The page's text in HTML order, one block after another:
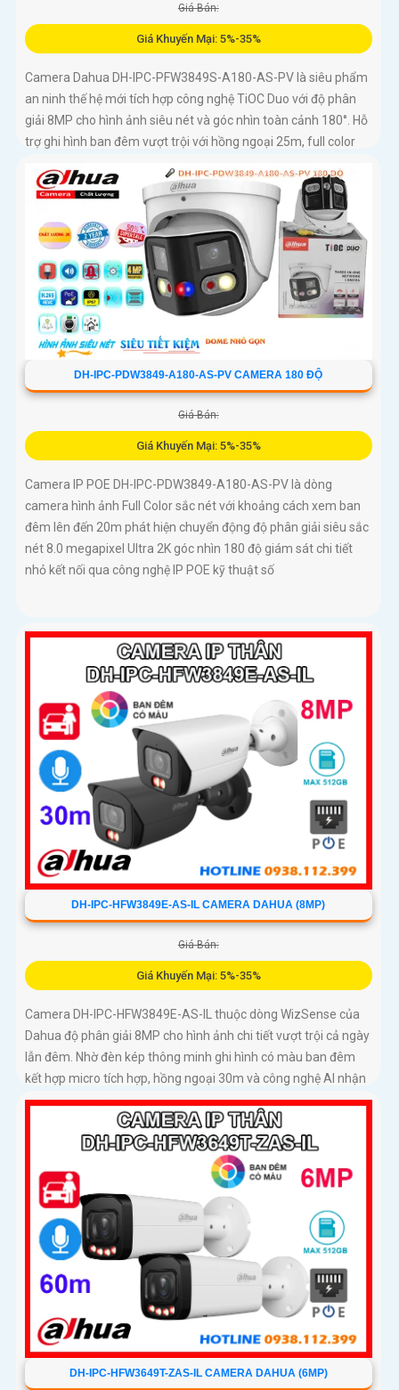
Giá Bán:
Giá Khuyến Mại: 5%-35%
Camera Dahua DH-IPC-PFW3849S-A180-AS-PV là siêu phẩm
an ninh thế hệ mới tích hợp công nghệ TiOC Duo với độ phân
giải 8MP cho hình ảnh siêu nét và góc nhìn toàn cảnh 180°. Hỗ
trợ ghi hình ban đêm vượt trội với hồng ngoại 25m, full color
256GB đáp ứng nhu cầu lưu trữ dài hạn, thiết kế chuẩn IP67
chống bụi nước, cấp nguồn POE
DH-IPC-PDW3849-A180-AS-PV CAMERA 180 ĐỘ
Giá Bán:
Giá Khuyến Mại: 5%-35%
Camera IP POE DH-IPC-PDW3849-A180-AS-PV là dòng
camera hình ảnh Full Color sắc nét với khoảng cách xem ban
đêm lên đến 20m phát hiện chuyển động độ phân giải siêu sắc
nét 8.0 megapixel Ultra 2K góc nhìn 180 độ giám sát chi tiết
nhỏ kết nối qua công nghệ IP POE kỹ thuật số
DH-IPC-HFW3849E-AS-IL CAMERA DAHUA (8MP)
Giá Bán:
Giá Khuyến Mại: 5%-35%
Camera DH-IPC-HFW3849E-AS-IL thuộc dòng WizSense của
Dahua độ phân giải 8MP cho hình ảnh chi tiết vượt trội cả ngày
lẫn đêm. Nhờ đèn kép thông minh ghi hình có màu ban đêm
kết hợp micro tích hợp, hồng ngoại 30m và công nghệ AI nhận
diện chính xác người và xe, giúp tăng cường bảo mật hiệu quả
DH-IPC-HFW3649T-ZAS-IL CAMERA DAHUA (6MP)